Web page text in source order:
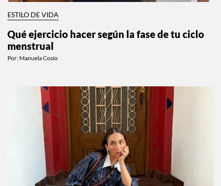
ESTILO DE VIDA
Qué ejercicio hacer según la fase de tu ciclo
menstrual
Por: Manuela Cosío